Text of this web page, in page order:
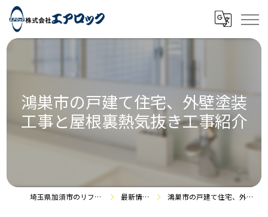
鴻巣市の戸建て住宅、外壁塗装
工事と屋根裏熱気抜き工事紹介
埼玉県加須市のリフォームなら株式会社エアロック 最新情報・施工事例 鴻巣市の戸建て住宅、外壁塗装工事と屋根裏熱気抜き工事紹介